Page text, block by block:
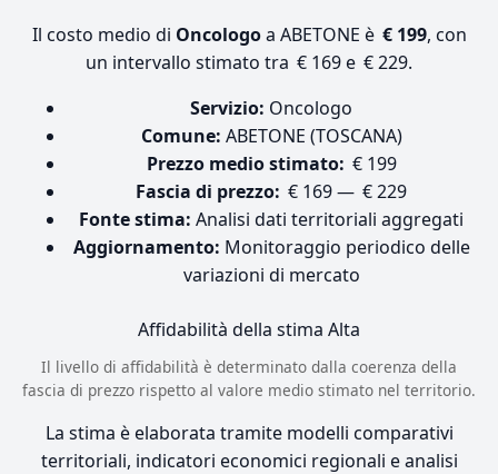
Il costo medio di Oncologoa ABETONE è € 199, con
un intervallo stimato tra € 169 e € 229.
Servizio: Oncologo
Comune: ABETONE (TOSCANA)
Prezzo medio stimato: € 199
Fascia di prezzo: € 169 — € 229
Fonte stima: Analisi dati territoriali aggregati
Aggiornamento: Monitoraggio periodico delle
variazioni di mercato
Affidabilità della stima Alta
Il livello di affidabilità è determinato dalla coerenza della
fascia di prezzo rispetto al valore medio stimato nel territorio.
La stima è elaborata tramite modelli comparativi
territoriali, indicatori economici regionali e analisi